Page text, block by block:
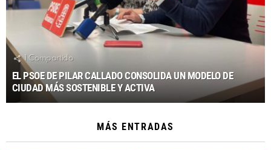
1 Compartido
EL PSOE DE PILAR CALLADO CONSOLIDA UN MODELO DE
CIUDAD MÁS SOSTENIBLE Y ACTIVA
MÁS ENTRADAS